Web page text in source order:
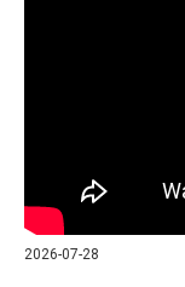
2026-07-28